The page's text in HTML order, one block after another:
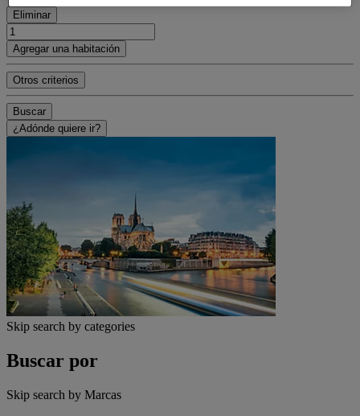
Eliminar
Agregar una habitación
Otros criterios
Buscar
¿Adónde quiere ir?
Skip search by categories
Buscar por
Skip search by Marcas